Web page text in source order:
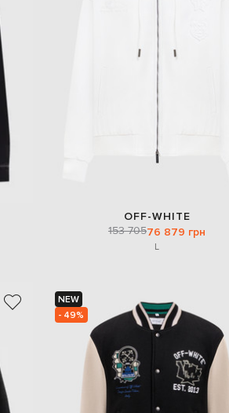
OFF-WHITE
153 70576 879 грн
L
NEW
- 49%